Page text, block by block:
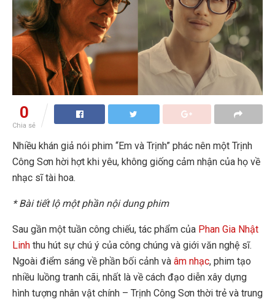
0
Chia sẻ
Nhiều khán giả nói phim “Em và Trịnh” phác nên một Trịnh
Công Sơn hời hợt khi yêu, không giống cảm nhận của họ về
nhạc sĩ tài hoa.
* Bài tiết lộ một phần nội dung phim
Sau gần một tuần công chiếu, tác phẩm của Phan Gia Nhật
Linh thu hút sự chú ý của công chúng và giới văn nghệ sĩ.
Ngoài điểm sáng về phần bối cảnh và âm nhạc, phim tạo
nhiều luồng tranh cãi, nhất là về cách đạo diễn xây dựng
hình tượng nhân vật chính – Trịnh Công Sơn thời trẻ và trung